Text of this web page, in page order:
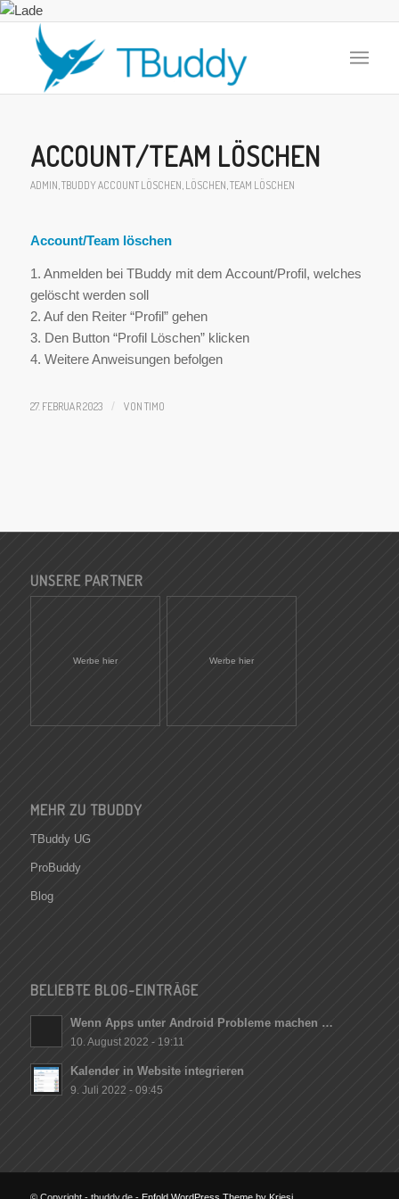
ACCOUNT/TEAM LÖSCHEN
ADMIN,TBUDDYACCOUNT LÖSCHEN, LÖSCHEN,TEAM LÖSCHEN
Account/Team löschen
1. Anmelden bei TBuddymit dem Account/Profil, welches
gelöscht werden soll
2. Auf den Reiter “Profil” gehen
3. Den Button “Profil Löschen” klicken
4. Weitere Anweisungen befolgen
27. FEBRUAR 2023 / VON TIMO
UNSERE PARTNER
Werbe hier Werbe hier
MEHR ZU TBUDDY
TBuddy UG
ProBuddy
Blog
BELIEBTE BLOG-EINTRÄGE
Wenn Apps unter Android Probleme machen …
10. August 2022 - 19:11
Kalender in Website integrieren
9. Juli 2022 - 09:45